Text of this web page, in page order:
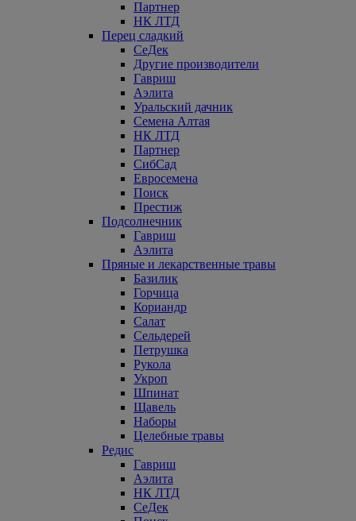
Партнер
НК ЛТД
Перец сладкий
СеДек
Другие производители
Гавриш
Аэлита
Уральский дачник
Семена Алтая
НК ЛТД
Партнер
СибСад
Евросемена
Поиск
Престиж
Подсолнечник
Гавриш
Аэлита
Пряные и лекарственные травы
Базилик
Горчица
Кориандр
Салат
Сельдерей
Петрушка
Рукола
Укроп
Шпинат
Щавель
Наборы
Целебные травы
Редис
Гавриш
Аэлита
НК ЛТД
СеДек